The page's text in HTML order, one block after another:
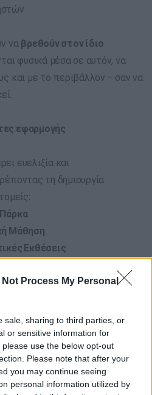
Not Process My Personal
sale, sharing to third parties, or
or sensitive information for
use the below opt-out
Please note that after your
you may continue seeing
personal information utilized by
ναβρεθούν στον ίδιο
φυσικά μέσα σε αυτόν, να
και με το περιβάλλον - σαν να
εφαρμογής
ευελιξία και
τη δημιουργία
Μάθηση
Εκθέσεις
& Brand activations
την τεχνολογία
λύσεις πουεμπνέουν,
- με επίκεντρο πάντα τον